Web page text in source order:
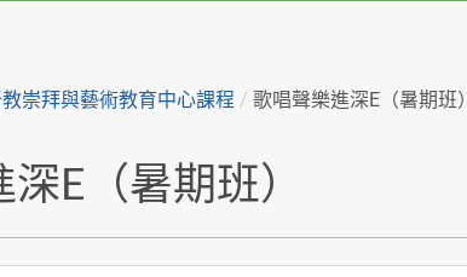
崇拜與藝術教育中心課程 / 歌唱聲樂進深E（暑期班）
E（暑期班）